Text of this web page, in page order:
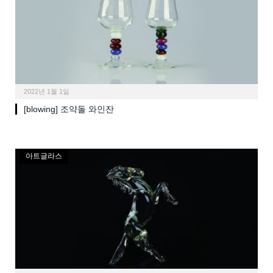
2022년 1월 1일
[blowing] 조약돌 와인잔
아트글라스